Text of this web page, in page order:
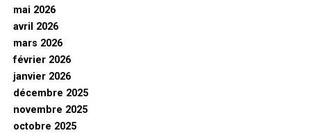
mai 2026
avril 2026
mars 2026
février 2026
janvier 2026
décembre 2025
novembre 2025
octobre 2025